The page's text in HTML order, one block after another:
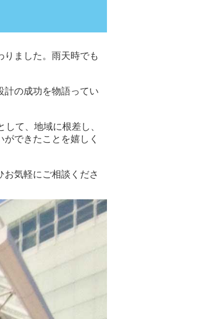
りました。雨天時でも
計の成功を物語ってい
て、地域に根差し、
できたことを嬉しく
気軽にご相談くださ